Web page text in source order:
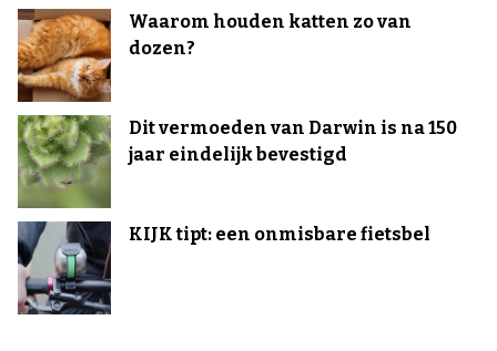
Waarom houden katten zo van
dozen?
Dit vermoeden van Darwin is na 150
jaar eindelijk bevestigd
KIJK tipt: een onmisbare fietsbel